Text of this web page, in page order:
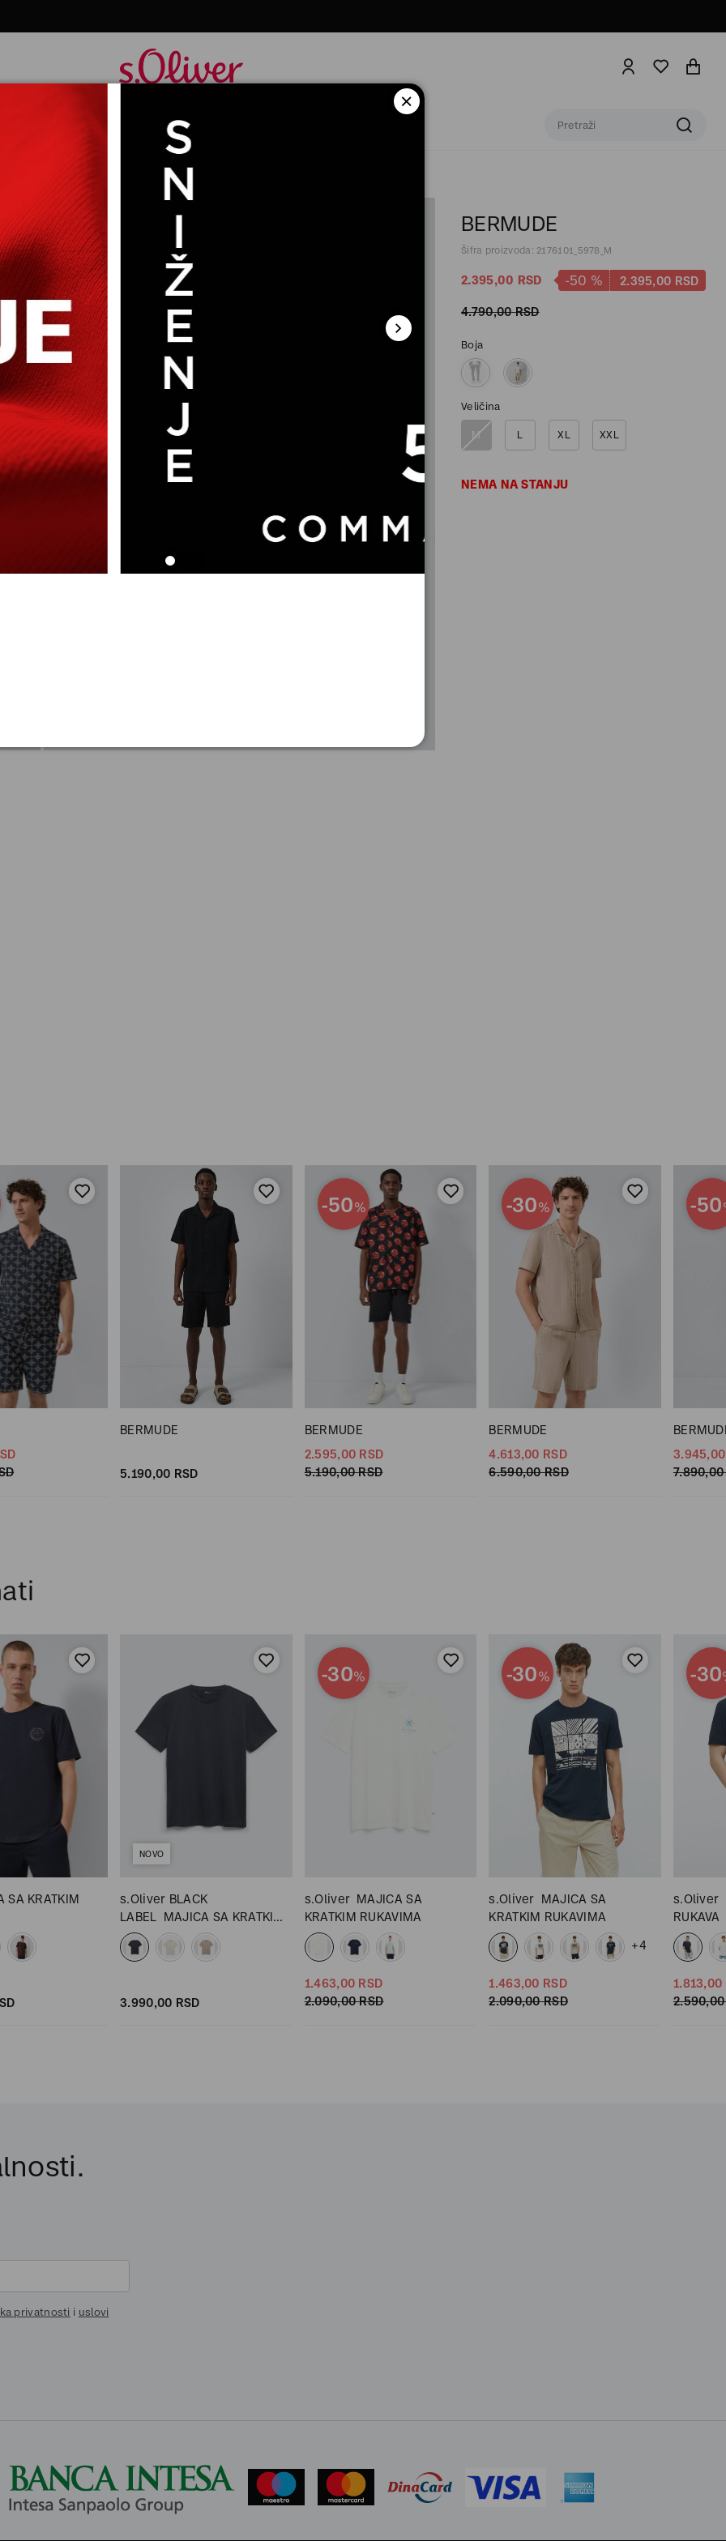
BERMUDE
Šifra proizvoda: 2176101_5978_M
2.395,00 RSD -50 % 2.395,00 RSD
4.790,00 RSD
Boja
Veličina
M L XL XXL
NEMA NA STANJU
BERMUDE
5.190,00 RSD
-50%
BERMUDE
2.595,00 RSD
5.190,00 RSD
-30%
BERMUDE
4.613,00 RSD
6.590,00 RSD
-50
3.945,00
7.890,00
SA KRATKIM
NOVO
s.Oliver BLACK
LABEL MAJICA SA KRATKIM
RUKAVIMA
3.990,00 RSD
-30%
s.Oliver MAJICA SA
KRATKIM RUKAVIMA
1.463,00 RSD
2.090,00 RSD
-30%
s.Oliver MAJICA SA
KRATKIM RUKAVIMA
+4
1.463,00 RSD
2.090,00 RSD
-30
s.Oliver
RUKAVA
1.813,00
2.590,00
privatnosti i uslovi